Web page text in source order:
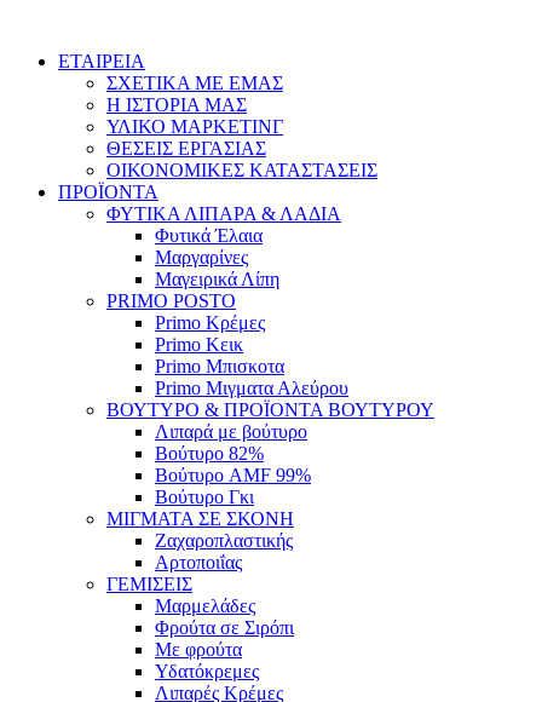
contentΕΤΑΙΡΕΙΑ
ΣΧΕΤΙΚΑ ΜΕ ΕΜΑΣ
Η ΙΣΤΟΡΙΑ ΜΑΣ
ΥΛΙΚΟ ΜΑΡΚΕΤΙΝΓ
ΘΕΣΕΙΣ ΕΡΓΑΣΙΑΣ
ΟΙΚΟΝΟΜΙΚΕΣ ΚΑΤΑΣΤΑΣΕΙΣ
ΠΡΟΪΟΝΤΑ
ΦΥΤΙΚΑ ΛΙΠΑΡΑ & ΛΑΔΙΑ
Φυτικά Έλαια
Μαργαρίνες
Μαγειρικά Λίπη
PRIMO POSTO
Primo Κρέμες
Primo Κεικ
Primo Μπισκοτα
Primo Μιγματα Αλεύρου
ΒΟΥΤΥΡΟ & ΠΡΟΪΟΝΤΑ ΒΟΥΤΥΡΟΥ
Λιπαρά με βούτυρο
Βούτυρο 82%
Βούτυρο AMF 99%
Βούτυρο Γκι
ΜΙΓΜΑΤΑ ΣΕ ΣΚΟΝΗ
Ζαχαροπλαστικής
Αρτοποιΐας
ΓΕΜΙΣΕΙΣ
Μαρμελάδες
Φρούτα σε Σιρόπι
Με φρούτα
Υδατόκρεμες
Λιπαρές Κρέμες